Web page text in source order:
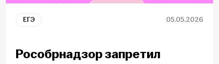
ЕГЭ 05.05.2026
Рособрнадзор запретил